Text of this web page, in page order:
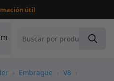
útil
› Embrague › V8 ›